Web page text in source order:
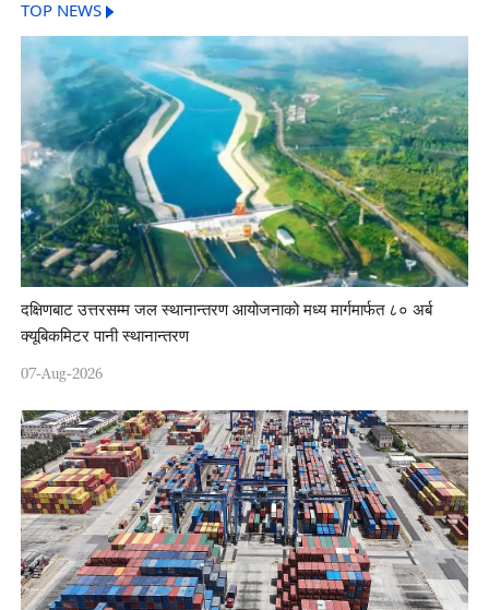
TOP NEWS
दक्षिणबाट उत्तरसम्म जल स्थानान्तरण आयोजनाको मध्य मार्गमार्फत ८० अर्ब
क्यूबिकमिटर पानी स्थानान्तरण
07-Aug-2026